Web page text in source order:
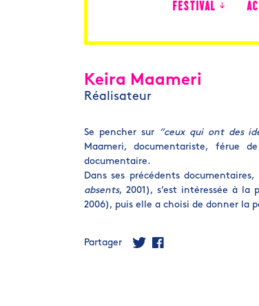
FESTIVAL
Keira Maameri
Réalisateur
Se pencher sur “ceux qui ont des
Maameri, documentariste, férue
documentaire.
Dans ses précédents
absents, 2001), s’est intéressée à
2006), puis elle a choisi de donner la
Partager